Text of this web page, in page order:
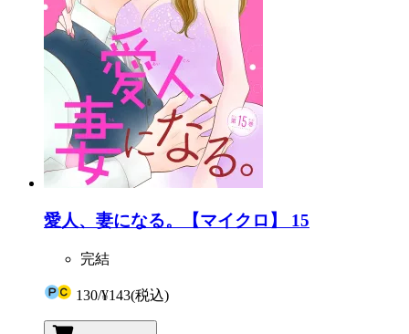
愛人、妻になる。【マイクロ】 15
完結
130/¥143(税込)